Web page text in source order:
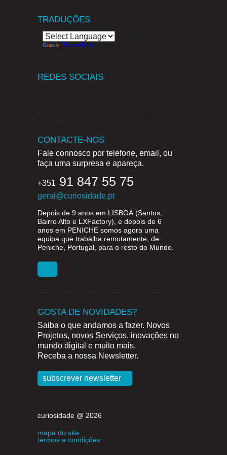
TRADUÇÕES
Translate
REDES SOCIAIS
CONTACTE-NOS
Fale connosco por telefone, email, ou
faça uma surpresa e apareça.
+351 91 847 55 75
geral@curiosidade.pt
Depois de 9 anos em LISBOA (Santos,
Bairro Alto e LXFactory), e depois de 6
anos em PENICHE somos agora uma
equipa que trabalha remotamente, de
Peniche, Portugal, para o resto do Mundo.
GOSTA DE NOVIDADES?
Saiba o que andamos a fazer. Novos
Projetos, novos Serviços, inovações no
mundo digital e muito mais.
Receba a nossa Newsletter.
subscrever newsletter
curiosidade @ 2026
mapa do site
termos e condições